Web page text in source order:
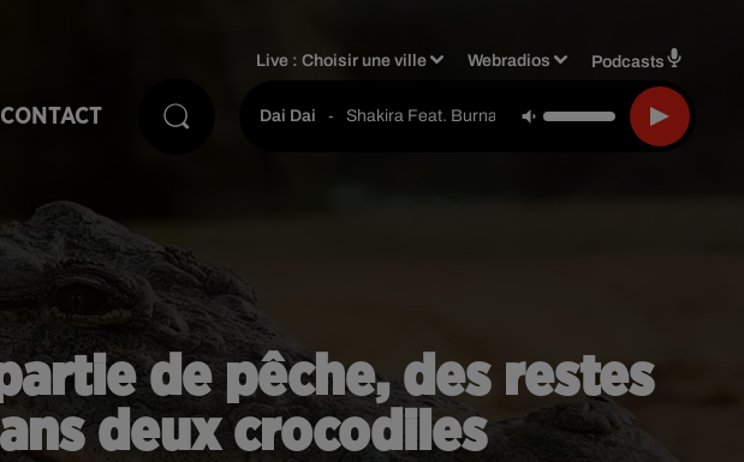
CONTACT
Live :Choisir une ville Webradios Podcasts
Dai Dai - Shakira Feat. Burna Boy
de pêche, des restes
deux crocodiles